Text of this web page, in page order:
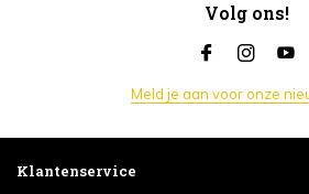
Volg ons!
Meld je aan voor onze
Klantenservice